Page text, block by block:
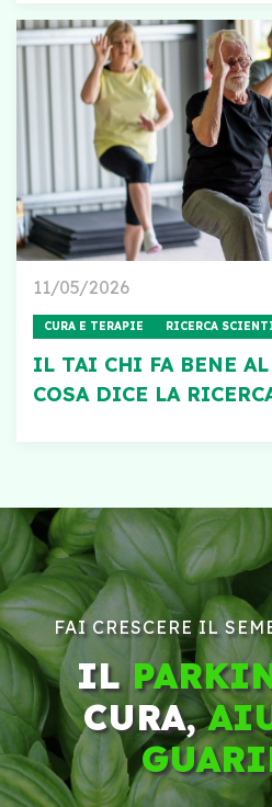
11/05/2026
CURA E TERAPIE RICERCA
IL TAI CHI FA BENE
COSA DICE LA
FAI CRESCERE IL
IL
CURA,